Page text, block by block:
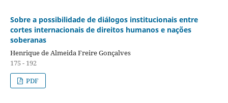
Sobre a possibilidade de diálogos institucionais entre
cortes internacionais de direitos humanos e nações
soberanas
Henrique de Almeida Freire Gonçalves
175 - 192
PDF